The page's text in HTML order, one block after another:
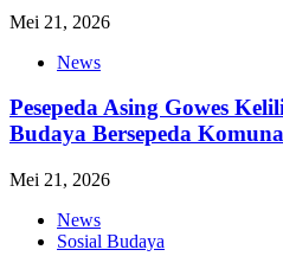
Mei 21, 2026
News
Pesepeda Asing Gowes
Budaya Bersepeda
Mei 21, 2026
News
Sosial Budaya